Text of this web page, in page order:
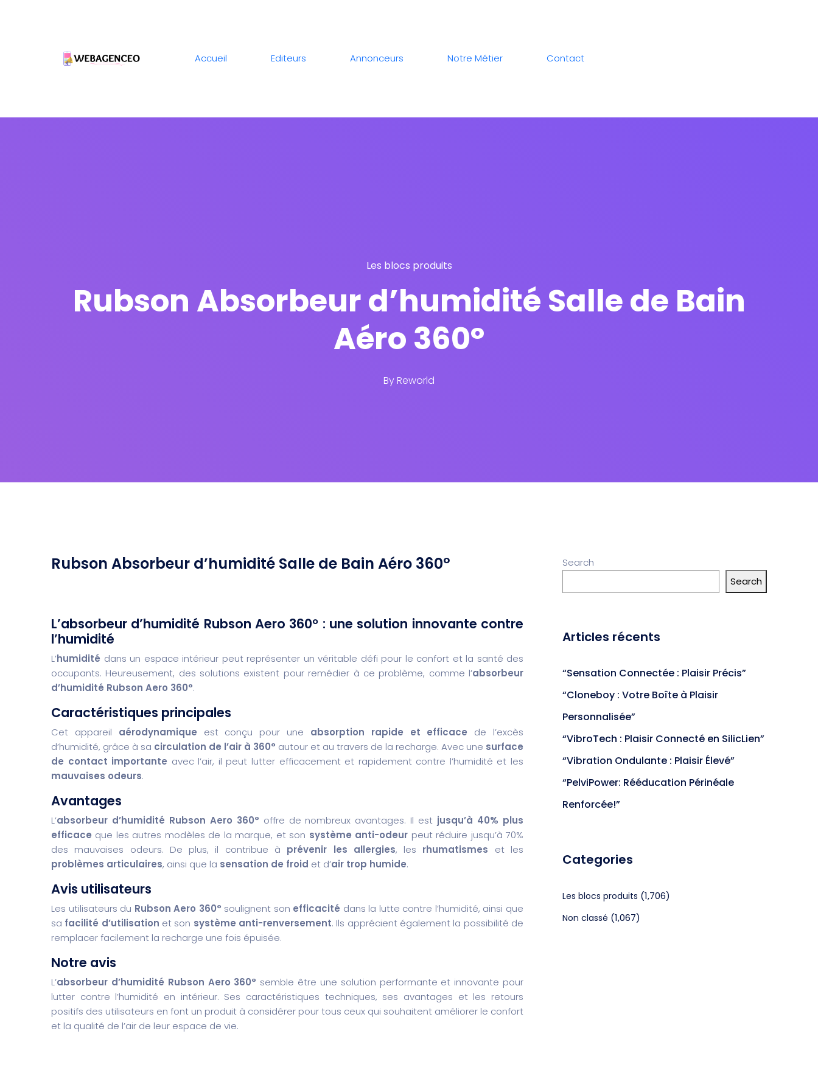
Accueil Editeurs Annonceurs Notre Métier Contact
Les blocs produits
Rubson Absorbeur d’humidité Salle de Bain
Aéro 360°
ByReworld
Rubson Absorbeur d’humidité Salle de Bain Aéro 360°
L’absorbeur d’humidité Rubson Aero 360° : une solution innovante contre
l’humidité
L’humidité dans un espace intérieur peut représenter un véritable défi pour le confort et la santé des
occupants. Heureusement, des solutions existent pour remédier à ce problème, comme l’absorbeur
d’humidité Rubson Aero 360°.
Caractéristiques principales
Cet appareil aérodynamique est conçu pour une absorption rapide et efficace de l’excès
d’humidité, grâce à sa circulation de l’air à 360° autour et au travers de la recharge. Avec une surface
de contact importante avec l’air, il peut lutter efficacement et rapidement contre l’humidité et les
mauvaises odeurs.
Avantages
L’absorbeur d’humidité Rubson Aero 360° offre de nombreux avantages. Il est jusqu’à 40% plus
efficace que les autres modèles de la marque, et son système anti-odeur peut réduire jusqu’à 70%
des mauvaises odeurs. De plus, il contribue à prévenir les allergies, les rhumatismes et les
problèmes articulaires, ainsi que la sensation de froid et d’air trop humide.
Avis utilisateurs
Les utilisateurs du Rubson Aero 360° soulignent son efficacité dans la lutte contre l’humidité, ainsi que
sa facilité d’utilisation et son système anti-renversement. Ils apprécient également la possibilité de
remplacer facilement la recharge une fois épuisée.
Notre avis
L’absorbeur d’humidité Rubson Aero 360° semble être une solution performante et innovante pour
lutter contre l’humidité en intérieur. Ses caractéristiques techniques, ses avantages et les retours
positifs des utilisateurs en font un produit à considérer pour tous ceux qui souhaitent améliorer le confort
et la qualité de l’air de leur espace de vie.
Search
Search
Articles récents
“Sensation Connectée : Plaisir Précis”
“Cloneboy : Votre Boîte à Plaisir
Personnalisée”
“VibroTech : Plaisir Connecté en SilicLien”
“Vibration Ondulante : Plaisir Élevé”
“PelviPower: Rééducation Périnéale
Renforcée!”
Categories
Les blocs produits (1,706)
Non classé (1,067)